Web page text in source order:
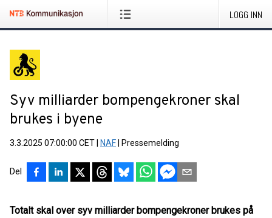
LOGG INN
Syv milliarder bompengekroner skal
brukes i byene
3.3.2025 07:00:00 CET NAF Pressemelding
Del
Totalt skal over syv milliarder bompengekroner brukes på